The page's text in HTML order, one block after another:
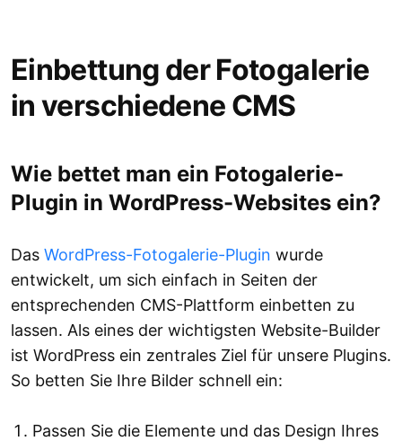
Einbettung der Fotogalerie
in verschiedene CMS
Wie bettet man ein Fotogalerie-
Plugin in WordPress-Websites ein?
Das WordPress-Fotogalerie-Plugin wurde
entwickelt, um sich einfach in Seiten der
entsprechenden CMS-Plattform einbetten zu
lassen. Als eines der wichtigsten Website-Builder
ist WordPress ein zentrales Ziel für unsere Plugins.
So betten Sie Ihre Bilder schnell ein:
Passen Sie die Elemente und das Design Ihres